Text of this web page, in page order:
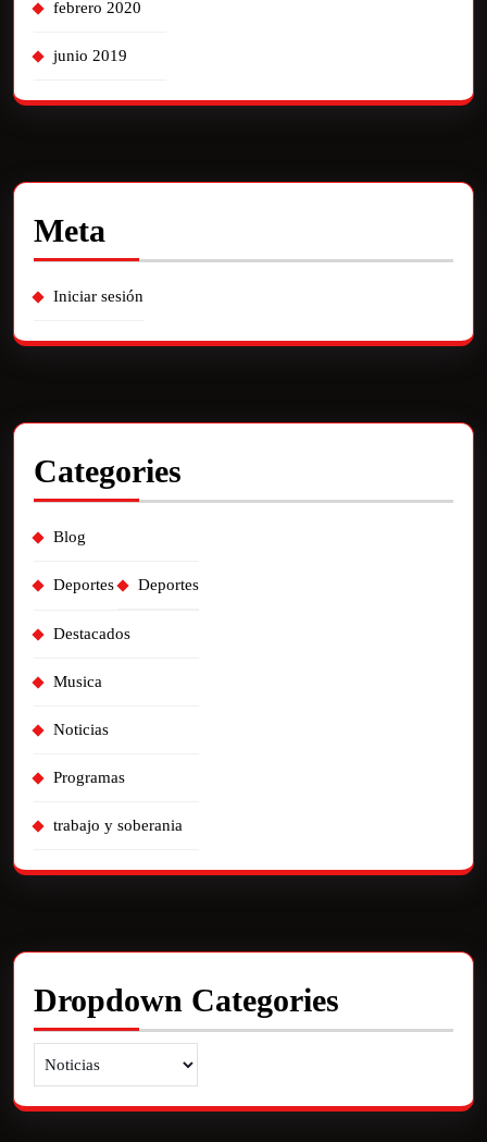
febrero 2020
junio 2019
Meta
Iniciar sesión
Categories
Blog
Deportes Deportes
Destacados
Musica
Noticias
Programas
trabajo y soberania
Dropdown Categories